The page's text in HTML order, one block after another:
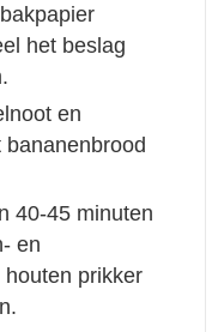
het beslag
en
40-45 minuten
en
prikker